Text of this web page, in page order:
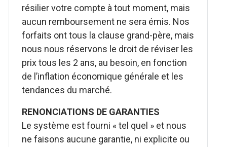
résilier votre compte à tout moment, mais
aucun remboursement ne sera émis. Nos
forfaits ont tous la clause grand-père, mais
nous nous réservons le droit de réviser les
prix tous les 2 ans, au besoin, en fonction
de l’inflation économique générale et les
tendances du marché.
RENONCIATIONS DE GARANTIES
Le système est fourni « tel quel » et nous
ne faisons aucune garantie, ni explicite ou